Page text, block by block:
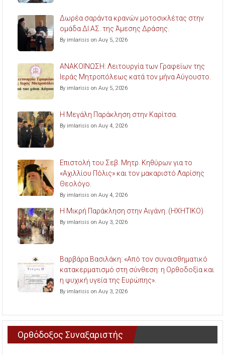
Δωρέα σαράντα κρανών μοτοσικλέτας στην
ομάδα ΔΙ.ΑΣ. της Άμεσης Δράσης.
By imlarisis on Αυγ 5, 2026
ΑΝΑΚΟΙΝΩΣΗ: Λειτουργία των Γραφείων της
Ιεράς Μητροπόλεως κατά τον μήνα Αύγουστο.
By imlarisis on Αυγ 5, 2026
Η Μεγάλη Παράκληση στην Καρίτσα.
By imlarisis on Αυγ 4, 2026
Επιστολή του Σεβ. Μητρ. Κηθύρων για το
«Αχιλλίου Πόλις» και τον μακαριστό Λαρίσης
Θεολόγο.
By imlarisis on Αυγ 4, 2026
Η Μικρή Παράκληση στην Αιγάνη. (ΗΧΗΤΙΚΟ)
By imlarisis on Αυγ 3, 2026
Βαρβάρα Βασιλάκη: «Από τον συναισθηματικό
κατακερματισμό στη σύνθεση: η Ορθοδοξία και
η ψυχική υγεία της Ευρώπης».
By imlarisis on Αυγ 3, 2026
Ορθόδοξος Συναξαριστής